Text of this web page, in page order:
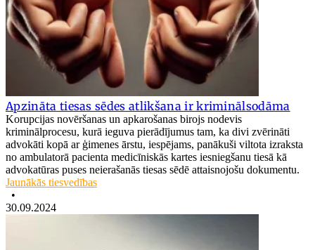
Apzināta tiesas sēdes atlikšana ir kriminālsodāma
Korupcijas novēršanas un apkarošanas birojs nodevis
kriminālprocesu, kurā ieguva pierādījumus tam, ka divi zvērināti
advokāti kopā ar ģimenes ārstu, iespējams, panākuši viltota izraksta
no ambulatorā pacienta medicīniskās kartes iesniegšanu tiesā kā
advokatūras puses neierašanās tiesas sēdē attaisnojošu dokumentu.
Jaunākās tiesvedības
•
30.09.2024